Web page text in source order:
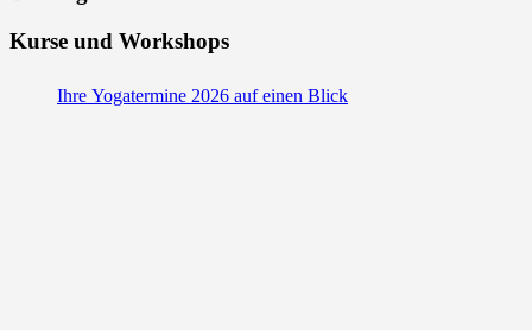
Kurse und Workshops
Ihre Yogatermine 2026 auf einen Blick